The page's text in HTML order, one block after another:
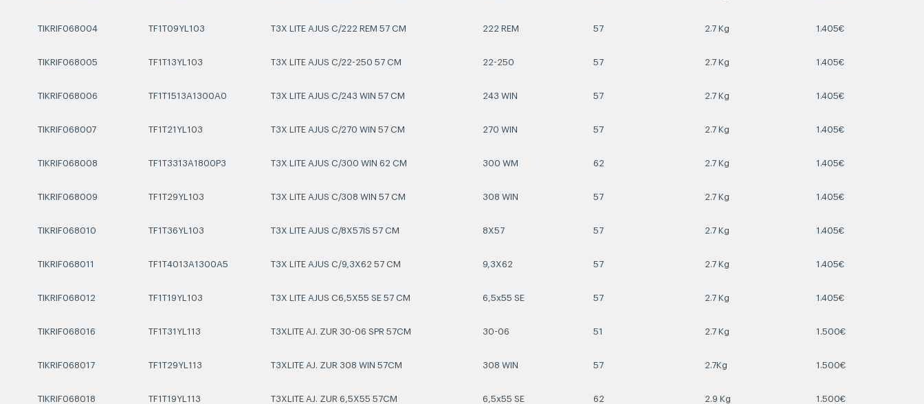
TIKRIF068004 TF1T09YL103 T3X LITE AJUS C/222 REM 57 CM 222 REM 57 2.7 Kg 1.405€
TIKRIF068005 TF1T13YL103 T3X LITE AJUS C/22-250 57 CM 22-250 57 2.7 Kg 1.405€
TIKRIF068006 TF1T1513A1300A0 T3X LITE AJUS C/243 WIN 57 CM 243 WIN 57 2.7 Kg 1.405€
TIKRIF068007 TF1T21YL103 T3X LITE AJUS C/270 WIN 57 CM 270 WIN 57 2.7 Kg 1.405€
TIKRIF068008 TF1T3313A1800P3 T3X LITE AJUS C/300 WIN 62 CM 300 WM 62 2.7 Kg 1.405€
TIKRIF068009 TF1T29YL103 T3X LITE AJUS C/308 WIN 57 CM 308 WIN 57 2.7 Kg 1.405€
TIKRIF068010 TF1T36YL103 T3X LITE AJUS C/8X57IS 57 CM 8X57 57 2.7 Kg 1.405€
TIKRIF068011 TF1T4013A1300A5 T3X LITE AJUS C/9,3X62 57 CM 9,3X62 57 2.7 Kg 1.405€
TIKRIF068012 TF1T19YL103 T3X LITE AJUS C6,5X55 SE 57 CM 6,5x55 SE 57 2.7 Kg 1.405€
TIKRIF068016 TF1T31YL113 T3XLITE AJ. ZUR 30-06 SPR 57CM 30-06 51 2.7 Kg 1.500€
TIKRIF068017 TF1T29YL113 T3XLITE AJ. ZUR 308 WIN 57CM 308 WIN 57 2.7Kg 1.500€
TIKRIF068018 TF1T19YL113 T3XLITE AJ. ZUR 6,5X55 57CM 6,5x55 SE 62 2.9 Kg 1.500€